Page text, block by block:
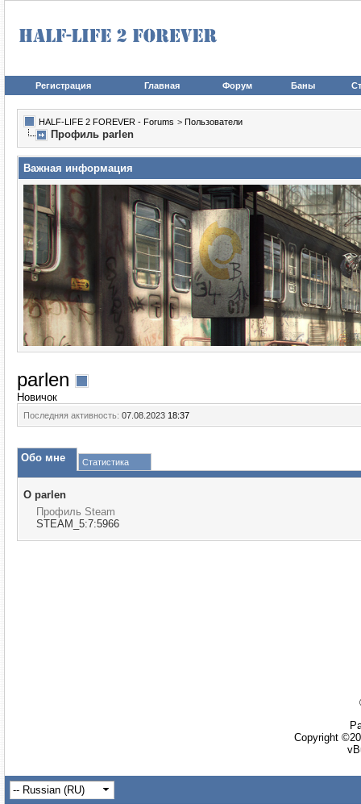
Регистрация Главная Форум Баны
HALF-LIFE 2 FOREVER - Forums > Пользователи
Профиль parlen
Важная информация
parlen
Новичок
Последняя активность: 07.08.2023 18:37
Обо мне Статистика
О parlen
Профиль Steam
STEAM_5:7:5966
Copyright